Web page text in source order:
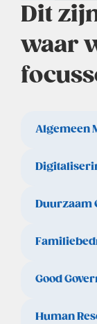
Dit
waar
Algemeen
Duurzaam
Good
Human